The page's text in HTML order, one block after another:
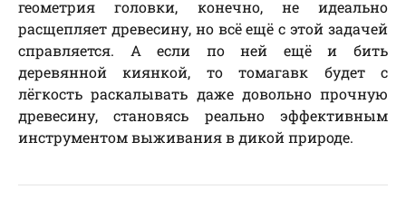
геометрия головки, конечно, не идеально
расщепляет древесину, но всё ещё с этой задачей
справляется. А если по ней ещё и бить
деревянной киянкой, то томагавк будет с
лёгкость раскалывать даже довольно прочную
древесину, становясь реально эффективным
инструментом выживания в дикой природе.